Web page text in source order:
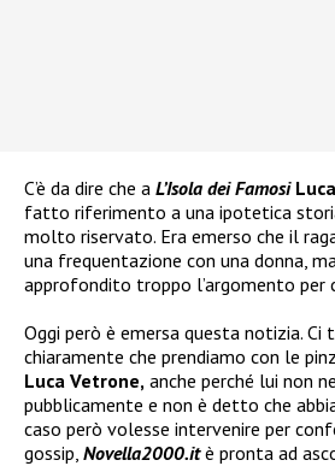
C’è da dire che a L’Isola dei Famosi
fatto riferimento a una ipotetica
molto riservato. Era emerso che il
una frequentazione con una donna,
approfondito troppo l’argomento per
Oggi però è emersa questa notizia. Ci
chiaramente che prendiamo con le
Luca Vetrone, anche perché lui non
pubblicamente e non è detto che
caso però volesse intervenire per
gossip, Novella2000.itè pronta ad